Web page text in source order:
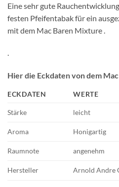
Eine sehr gute
festen Pfeifentabak für ein
mit dem Mac Baren Mixture .
.
Hier die Eckdaten von dem
ECKDATEN WERTE
Stärke leicht
Aroma Honigartig
Raumnote angenehm
Hersteller Arnold Andre